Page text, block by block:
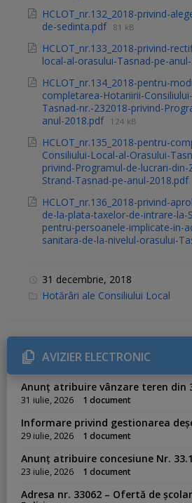
HCLOT_nr.132_2018-privind-
de-sedinta.pdf 81 kB
HCLOT_nr.133_2018-privind-
local-al-orasului-Tasnad-pe-
HCLOT_nr.134_2018-pentru-
completarea-Hotariirii-
Tasnad-nr.-232018-privind-
anul-2018.pdf 124 kB
HCLOT_nr.135_2018-pentru-
Consiliului-Local-al-Orasului-
privind-Programul-de-lucrari-
Strand-Tasnad-pe-anul-2018.pdf
HCLOT_nr.136_2018-privind-
de-la-plata-taxelor-de-intrare-la-
pentru-persoanele-implicate-in-
sanitara-de-la-nivelul-orasului-
31 decembrie, 2018
C
r
i
e
s
Hotărâri ale Consiliului Local
AVIZIER ELECTRONIC
Anunț atribuire vânzare teren din
31 iulie, 2026 1 document
Informare privind gestionarea
29 iulie, 2026 1 document
Anunț atribuire concesiune Nr.
23 iulie, 2026 1 document
Adresa nr. 33062 – Ofertă de